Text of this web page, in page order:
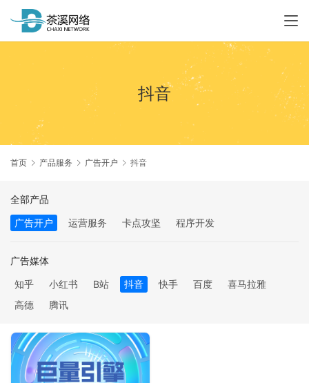
抖音
首页 产品服务 广告开户 抖音
全部产品
广告开户
运营服务 卡点攻坚 程序开发
广告媒体
知乎
小红书 B站 抖音 快手 百度
喜马拉雅
高德
腾讯